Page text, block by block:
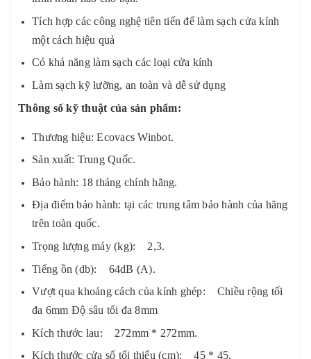
Tích hợp các công nghệ tiên tiến để làm sạch cửa kính
một cách hiệu quả
Có khả năng làm sạch các loại cửa kính
Làm sạch kỹ lưỡng, an toàn và dễ sử dụng
Thông số kỹ thuật của sản phẩm:
Thương hiệu: Ecovacs Winbot.
Sản xuất: Trung Quốc.
Bảo hành: 18 tháng chính hãng.
Địa điểm bảo hành: tại các trung tâm bảo hành của hãng
trên toàn quốc.
Trọng lượng máy (kg): 2,3.
Tiếng ồn (db): 64dB (A).
Vượt qua khoảng cách của kính ghép: Chiều rộng tối
đa 6mm Độ sâu tối đa 8mm
Kích thước lau: 272mm * 272mm.
Kích thước cửa sổ tối thiểu (cm): 45 * 45.